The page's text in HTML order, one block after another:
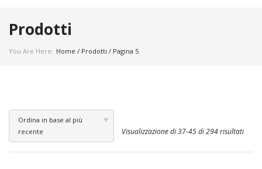
Prodotti
You Are Here: Home / Prodotti / Pagina 5
Ordina in base al più
recente
Visualizzazione di 37-45 di 294 risultati